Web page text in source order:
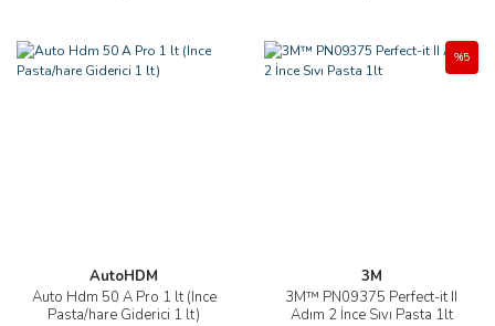
AutoHDM
Auto Hdm 50 A Pro 1 lt (Ince
Pasta/hare Giderici 1 lt)
3M
3M™ PN09375 Perfect-it II
Adım 2 İnce Sıvı Pasta 1lt
%5